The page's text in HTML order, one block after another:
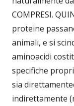
COMPRESI.
proteine
animali, e si
aminoacidi
specifiche
sia
indirettamente